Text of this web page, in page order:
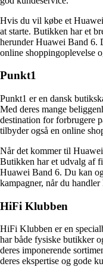
Hvis du vil købe et
at starte. Butikken har et
herunder Huawei Band 6.
online shoppingoplevelse
Punkt1
Punkt1 er en dansk
Med deres mange
destination for forbrugere
tilbyder også en online
Når det kommer til
Butikken har et udvalg af
Huawei Band 6. Du kan
kampagner, når du handler
HiFi Klubben
HiFi Klubben er en
har både fysiske butikker
deres imponerende
deres ekspertise og gode